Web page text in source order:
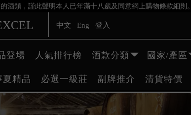
酒類，謹此聲明本人已年滿十八歲及同意網上購物條款細則。
中文 Eng 登入
登場 人氣排行榜 酒款分類 國家/產區
夏精品 必選一級莊 副牌推介 清貨特價